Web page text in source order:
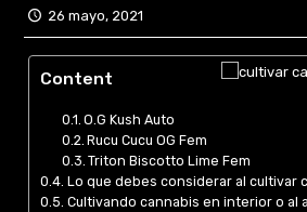
26 mayo, 2021
Content
O.G Kush Auto
Rucu Cucu OG Fem
Triton Biscotto Lime Fem
Lo que debes considerar al cultivar
Cultivando cannabis en interior o al